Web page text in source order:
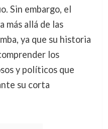
Sin embargo, el
más allá de las
ya que su historia
los
y políticos que
su corta